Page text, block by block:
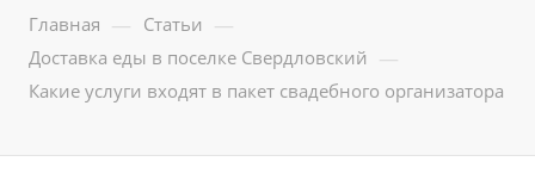
Главная — Статьи —
Доставка еды в поселке Свердловский —
Какие услуги входят в пакет свадебного организатора